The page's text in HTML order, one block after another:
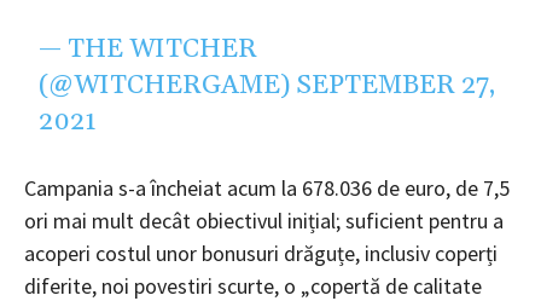
— THE WITCHER
(@WITCHERGAME) SEPTEMBER 27,
2021
Campania s-a încheiat acum la 678.036 de euro, de 7,5
ori mai mult decât obiectivul inițial; suficient pentru a
acoperi costul unor bonusuri drăguțe, inclusiv coperți
diferite, noi povestiri scurte, o „copertă de calitate